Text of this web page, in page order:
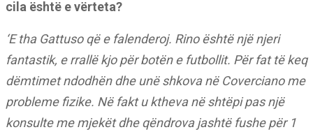
cila është e vërteta?
‘E tha Gattuso që e falenderoj. Rino është një njeri
fantastik, e rrallë kjo për botën e futbollit. Për fat të keq
dëmtimet ndodhën dhe unë shkova në Coverciano me
probleme fizike. Në fakt u ktheva në shtëpi pas një
konsulte me mjekët dhe qëndrova jashtë fushe për 1